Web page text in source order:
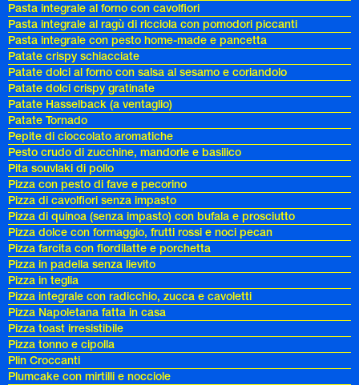
Pasta integrale al forno con cavolfiori
Pasta integrale al ragù di ricciola con pomodori piccanti
Pasta integrale con pesto home-made e pancetta
Patate crispy schiacciate
Patate dolci al forno con salsa al sesamo e coriandolo
Patate dolci crispy gratinate
Patate Hasselback (a ventaglio)
Patate Tornado
Pepite di cioccolato aromatiche
Pesto crudo di zucchine, mandorle e basilico
Pita souvlaki di pollo
Pizza con pesto di fave e pecorino
Pizza di cavolfiori senza impasto
Pizza di quinoa (senza impasto) con bufala e prosciutto
Pizza dolce con formaggio, frutti rossi e noci pecan
Pizza farcita con fiordilatte e porchetta
Pizza in padella senza lievito
Pizza in teglia
Pizza integrale con radicchio, zucca e cavoletti
Pizza Napoletana fatta in casa
Pizza toast irresistibile
Pizza tonno e cipolla
Plin Croccanti
Plumcake con mirtilli e nocciole